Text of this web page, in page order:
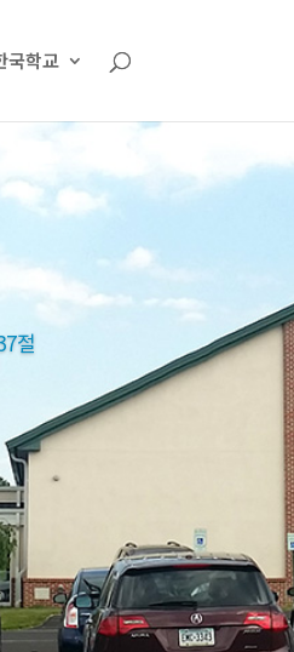
국학교
절